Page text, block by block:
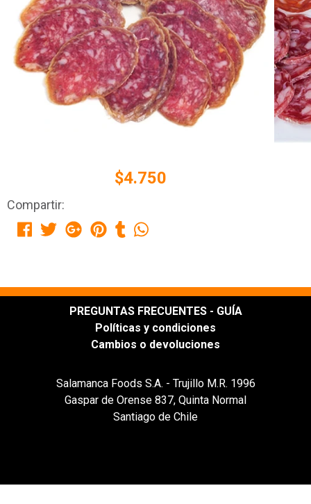
$4.750
Compartir:
PREGUNTAS FRECUENTES - GUÍA
Políticas y condiciones
Cambios o devoluciones
Salamanca Foods S.A. - Trujillo M.R. 1996
Gaspar de Orense 837, Quinta Normal
Santiago de Chile